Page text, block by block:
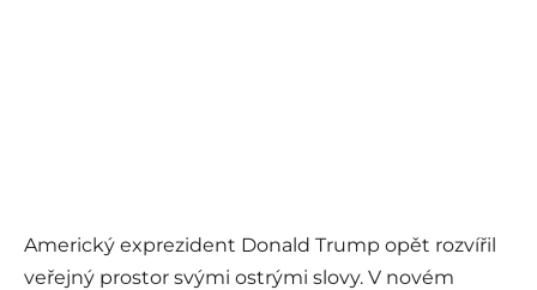
Americký exprezident Donald Trump opět rozvířil
veřejný prostor svými ostrými slovy. V novém